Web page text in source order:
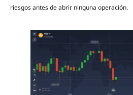
riesgos antes de abrir ninguna operación.